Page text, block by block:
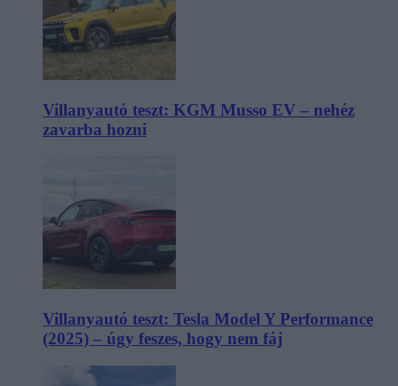
Villanyautó teszt: KGM Musso EV – nehéz
zavarba hozni
Villanyautó teszt: Tesla Model Y Performance
(2025) – úgy feszes, hogy nem fáj